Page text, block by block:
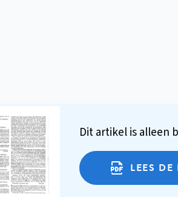
Dit artikel is alleen
LEES DE